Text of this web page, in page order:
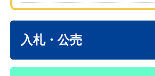
入札・公売